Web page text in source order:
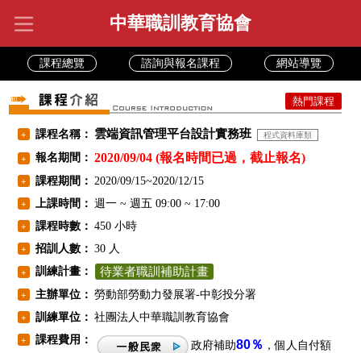
中華職訓教育協會
課程總覽 諮詢與報名課程 網站導覽
熱門課程
+ 課程名稱： 雲端資訊管理平台設計實務班 程式資料庫類
+ 報名期間： 2020/09/04 (報名時間已過，截止報名)
+ 課程期間： 2020/09/15~2020/12/15
+ 上課時間： 週一 ~ 週五 09:00 ~ 17:00
+ 課程時數： 450 小時
+ 招訓人數： 30 人
+ 訓練計畫： 待業者職訓補助計畫
+ 主辦單位： 勞動部勞動力發展署-中彰投分署
+ 訓練單位： 社團法人中華職訓教育協會
+ 課程費用： 政府補助80％ ，個人自付額